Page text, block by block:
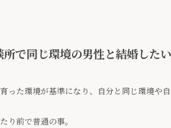
所で同じ環境の男性と結婚したい
った環境が基準になり、自分と同じ環境や
り前で普通の事。